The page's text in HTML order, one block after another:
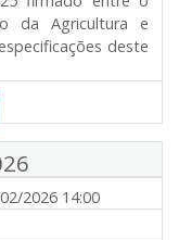
da Agricultura e
deste
2026 14:00